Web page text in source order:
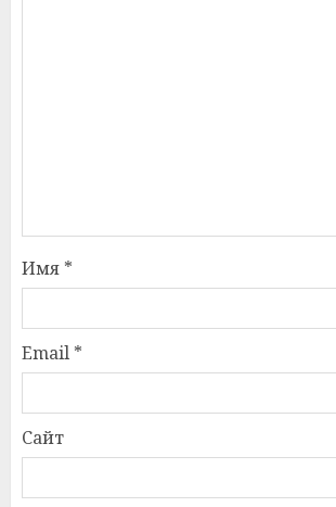
Имя *
Email *
Сайт